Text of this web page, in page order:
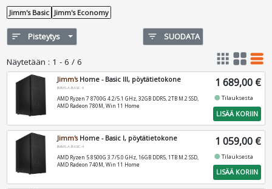
Jimm's Basic Jimm's Economy
sort Pisteytys filter_list SUODATA
Näytetään : 1 - 6 / 6 apps grid_view table_rows
Jimm'sHome - Basic III, pöytätietokone
JIMMS-A-BASIC-6
AMD Ryzen 7 8700G 4.2/5.1 GHz, 32GB DDR5, 2TB M.2 SSD,
AMD Radeon 780M, Win 11 Home
1 689,00 €
fiber_manual_recordTilauksesta
LISÄÄ KORIIN
Jimm'sHome - Basic I, pöytätietokone
JIMMS-A-BASIC-4
AMD Ryzen 5 8500G 3.7/5.0 GHz, 16GB DDR5, 1TB M.2 SSD,
AMD Radeon 740M, Win 11 Home
1 059,00 €
fiber_manual_recordTilauksesta
LISÄÄ KORIIN